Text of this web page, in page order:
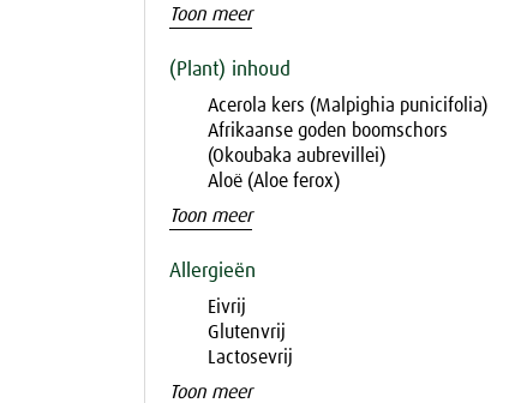
Toon meer
(Plant) inhoud
Acerola kers (Malpighia punicifolia)
Afrikaanse goden boomschors
(Okoubaka aubrevillei)
Aloë (Aloe ferox)
Toon meer
Allergieën
Eivrij
Glutenvrij
Lactosevrij
Toon meer